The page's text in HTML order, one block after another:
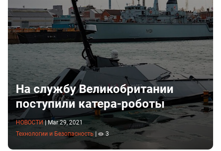
На службу Великобритании
поступили катера-роботы
НОВОСТИ | Mar 29, 2021
Технологии и Безопасность
3